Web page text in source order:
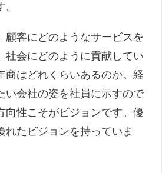
客にどのようなサービスを
社会にどのように貢献してい
商はどれくらいあるのか。経
い会社の姿を社員に示すので
向性こそがビジョンです。優
れたビジョンを持っていま